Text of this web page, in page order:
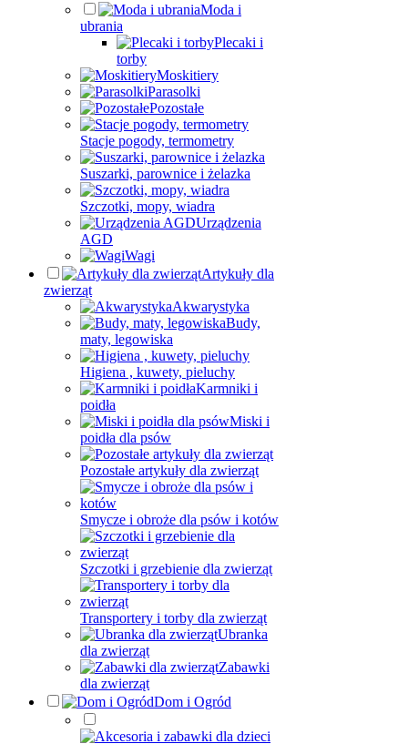
Moda i
ubrania
Plecaki i
torby
Moskitiery
Parasolki
Pozostałe
Stacje pogody, termometry
Suszarki, parownice i żelazka
Szczotki, mopy, wiadra
Urządzenia
AGD
Wagi
Artykuły dla
zwierząt
Akwarystyka
Budy,
maty, legowiska
Higiena , kuwety, pieluchy
Karmniki i
poidła
Miski i
poidła dla psów
Pozostałe artykuły dla zwierząt
Smycze i obroże dla psów i kotów
Szczotki i grzebienie dla zwierząt
Transportery i torby dla zwierząt
Ubranka
dla zwierząt
Zabawki
dla zwierząt
Dom i Ogród